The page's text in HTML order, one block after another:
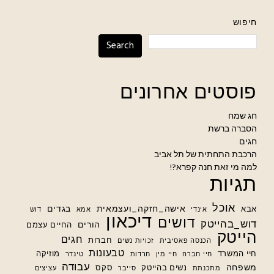
חיפוש
Search
פוסטים אחרונים
חג שמח
הסברה ברשת
חגים
הרכבת התחתית של תל אביב
למה מי זאת חנה קפרא?!
תגיות
אבא אוכל אינדי אישה_חזקה_ועצמאית אמא בגדים דוש
דוש_בהייטק דושים דיכאון הורים החיים עצמם הייטק הכנסה פאסיבית זכויות נשים חברות חגים
חיי המשרד חיי חברה חיי מין חרדות טבעונות טינדר מוזיקה
משפחה מתכנתת נשים בהייטק סייבר סקס עבודה עציצים